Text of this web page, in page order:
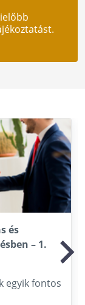
és
– 1.
egyik fontos